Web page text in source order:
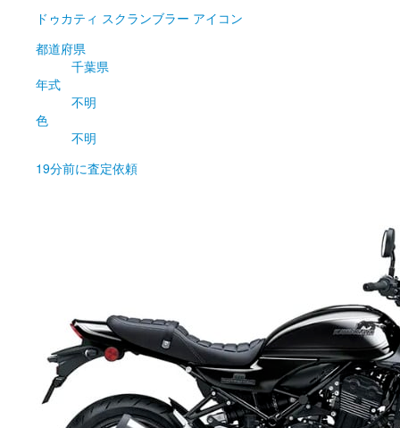
ドゥカティ スクランブラー アイコン
都道府県
千葉県
年式
不明
色
不明
19分前に査定依頼